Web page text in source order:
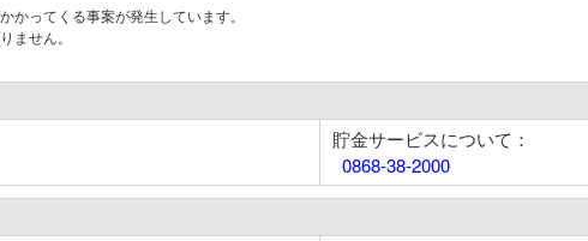
ってくる事案が発生しています。
ません。
貯金サービスについて：
0868-38-2000